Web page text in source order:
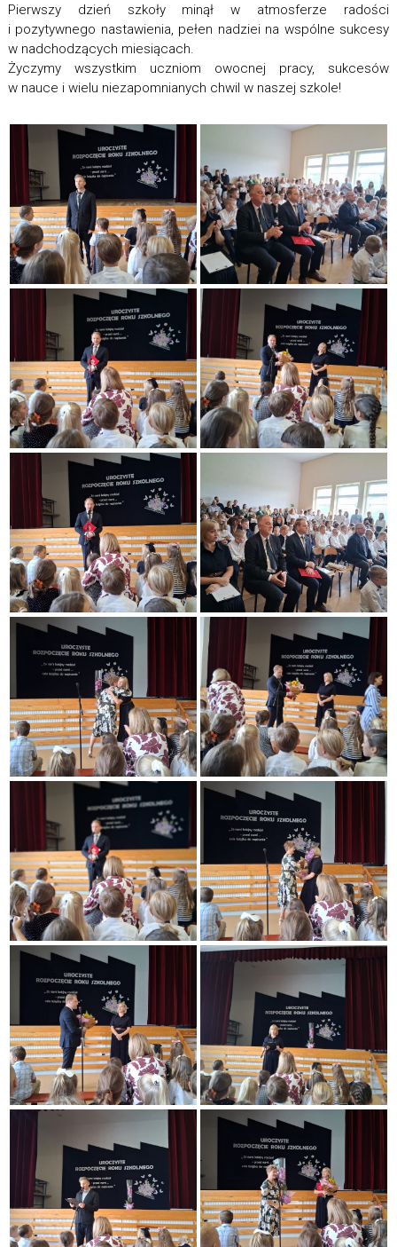
Pierwszy dzień szkoły minął w atmosferze radości
i pozytywnego nastawienia, pełen nadziei na wspólne sukcesy
w nadchodzących miesiącach.
Życzymy wszystkim uczniom owocnej pracy, sukcesów
w nauce i wielu niezapomnianych chwil w naszej szkole!